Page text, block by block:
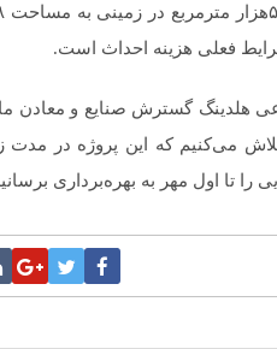
هلدینگ گسترش صنایع و معادن
را تا اول مهر به بهره‌برداری